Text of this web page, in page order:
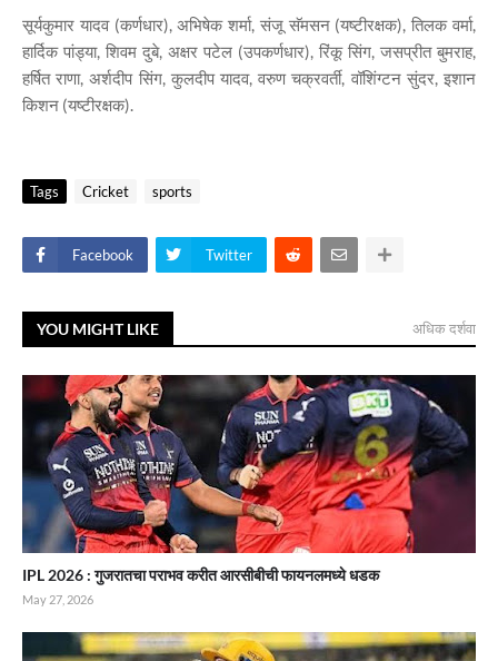
सूर्यकुमार यादव (कर्णधार), अभिषेक शर्मा, संजू सॅमसन (यष्टीरक्षक), तिलक वर्मा,
हार्दिक पांड्या, शिवम दुबे, अक्षर पटेल (उपकर्णधार), रिंकू सिंग, जसप्रीत बुमराह,
हर्षित राणा, अर्शदीप सिंग, कुलदीप यादव, वरुण चक्रवर्ती, वॉशिंग्टन सुंदर, इशान
किशन (यष्टीरक्षक).
Tags Cricket sports
Facebook Twitter
YOU MIGHT LIKE अधिक दर्शवा
IPL 2026 : गुजरातचा पराभव करीत आरसीबीची फायनलमध्ये धडक
May 27, 2026